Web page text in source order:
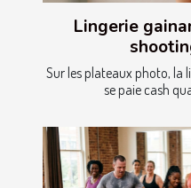
Lingerie
Sur les plateaux photo, la
se paie cash